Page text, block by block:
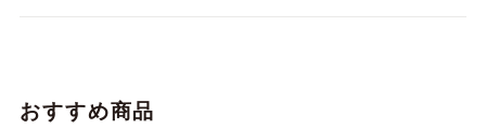
おすすめ商品